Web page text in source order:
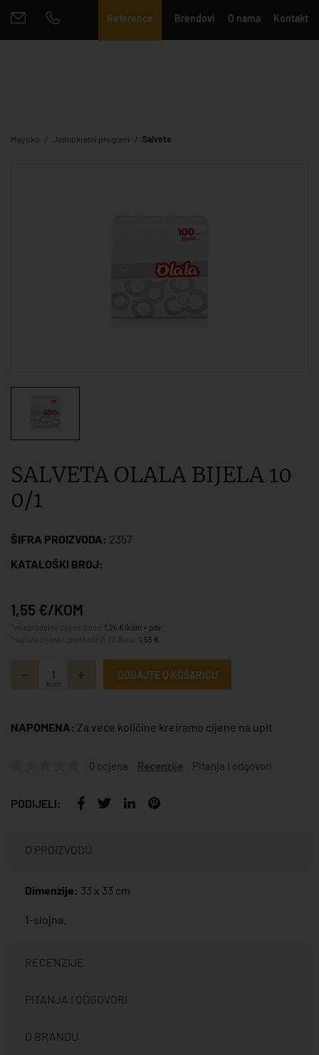
Reference Brendovi O nama Kontakt
Mayoko Jednokratni program Salvete
SALVETA OLALA BIJELA 10
0/1
ŠIFRA PROIZVODA: 2357
KATALOŠKI BROJ:
1,55 €/KOM
1,24 €/kom + pdv
1,55 €
kom
DODAJTE U KOŠARICU
NAPOMENA: Za veće količine kreiramo cijene na upit
0 ocjena Recenzije Pitanja i odgovori
PODIJELI:
O PROIZVODU
Dimenzije: 33 x 33 cm
1-slojna.
RECENZIJE
PITANJA I ODGOVORI
O BRANDU